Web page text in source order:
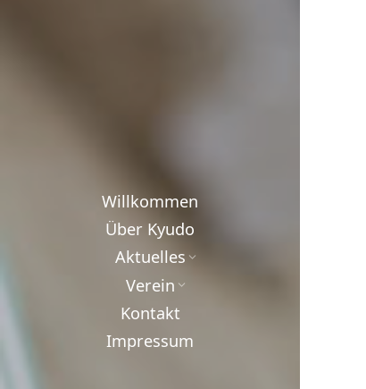
Willkommen
Über Kyudo
Aktuelles
Verein
Kontakt
Impressum